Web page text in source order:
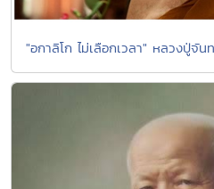
"อกาลิโก ไม่เลือกเวลา" หลวงปู่จั